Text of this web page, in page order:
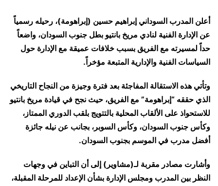
أعلن المدرب السوداني إبراهيم حسين (إبراهومة)، رحيله رسمياً
عن الإدارة الفنية لنادي مريخ بانتيو بطل جنوب السودان، واضعاً
حداً لمسيرته مع الفريق بسبب خلافات عميقة مع الإدارة حول
السياسات الفنية والإدارية المتبعة مؤخراً.
وتأتي هذه الاستقالة المفاجئة بعد فترة وجيزة من النجاح التاريخي
الذي حققه “إبراهومة” مع الفريق، حيث نجح في قيادة مريخ بانتيو
للاستحواذ على الألقاب المحلية بالتتويج بلقب الدوري الممتاز،
وكأس جنوب السودان، وكأس السوبر، بجانب عن نيله جائزة
أفضل مدرب في الموسم بجنوب السودان.
وأشارت مصادر مقربة لـ(مشاوير) إلى أن التباين في وجهات
النظر بين المدرب ومجلس الإدارة بشأن الإعداد للمرحلة المقبلة،